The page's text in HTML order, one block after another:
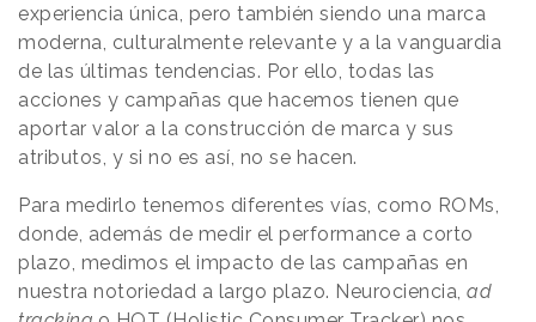
experiencia única, pero también siendo una marca
moderna, culturalmente relevante y a la vanguardia
de las últimas tendencias. Por ello, todas las
acciones y campañas que hacemos tienen que
aportar valor a la construcción de marca y sus
atributos, y si no es así, no se hacen.
Para medirlo tenemos diferentes vías, como ROMs,
donde, además de medir el performance a corto
plazo, medimos el impacto de las campañas en
nuestra notoriedad a largo plazo. Neurociencia, ad